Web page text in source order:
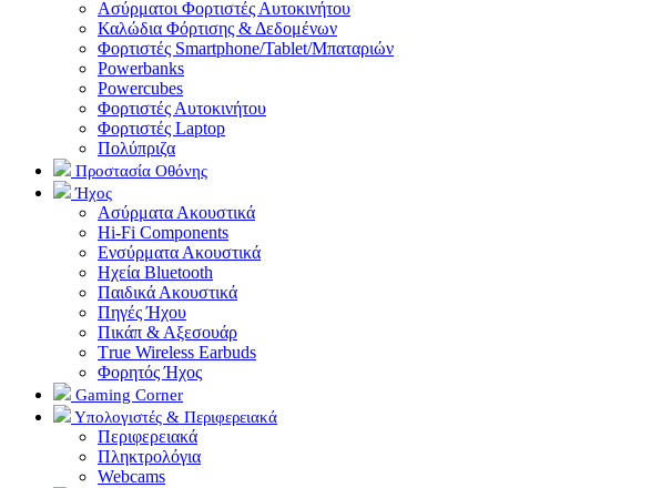
Ασύρματοι Φορτιστές Αυτοκινήτου
Καλώδια Φόρτισης & Δεδομένων
Φορτιστές Smartphone/Tablet/Μπαταριών
Powerbanks
Powercubes
Φορτιστές Αυτοκινήτου
Φορτιστές Laptop
Πολύπριζα
Προστασία Οθόνης
Ήχος
Ασύρματα Ακουστικά
Hi-Fi Components
Ενσύρματα Ακουστικά
Ηχεία Bluetooth
Παιδικά Ακουστικά
Πηγές Ήχου
Πικάπ & Αξεσουάρ
Τrue Wireless Earbuds
Φορητός Ήχος
Gaming Corner
Υπολογιστές & Περιφερειακά
Περιφερειακά
Πληκτρολόγια
Webcams